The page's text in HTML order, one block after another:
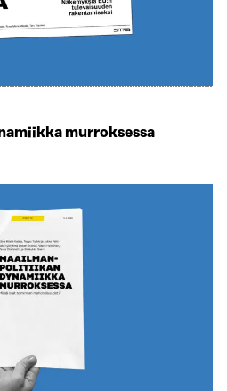
murroksessa